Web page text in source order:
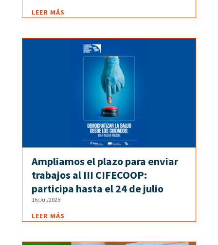
LEER MÁS
Ampliamos el plazo para enviar
trabajos al III CIFECOOP:
participa hasta el 24 de julio
16/Jul/2026
LEER MÁS